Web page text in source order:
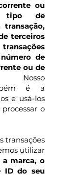
ou
tipo de
transação,
terceiros
de
ou de
é a
e usá-los
o
transações
utilizar
a marca, o
ID do seu